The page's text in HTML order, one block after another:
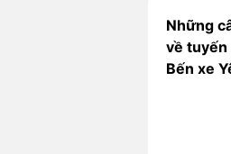
Những
về tuyến
Bến xe